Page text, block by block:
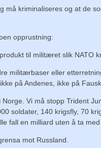
må kriminaliseres og at de
opprustning:
til militæret slik NATO
militærbaser eller
på Andenes, ikke på
Vi må stopp Trident
soldater, 140 krigsfly, 70
fall en milliard uten å ta
mot Russland.